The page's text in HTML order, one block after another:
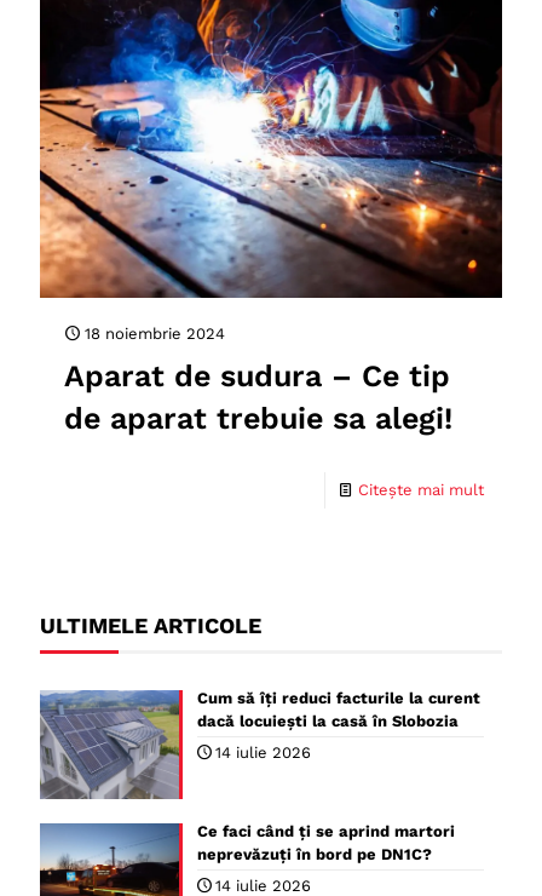
18 noiembrie 2024
Aparat de sudura – Ce tip
de aparat trebuie sa alegi!
Citește mai mult
ULTIMELE ARTICOLE
Cum să îți reduci facturile la curent
dacă locuiești la casă în Slobozia
14 iulie 2026
Ce faci când ți se aprind martori
neprevăzuți în bord pe DN1C?
14 iulie 2026